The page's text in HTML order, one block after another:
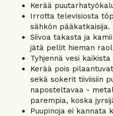
Kerää
Irrotta televisiosta
sähkön pääkatkaisija.
Siivoa takasta ja
jätä pellit hieman
Tyhjennä vesi
Kerää pois
sekä sokerit tiiviisiin
naposteltavaa -
parempia, koska
Puupinoja ei kannata